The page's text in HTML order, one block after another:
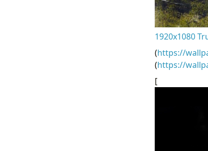
1920x1080
(https://
(https://
[